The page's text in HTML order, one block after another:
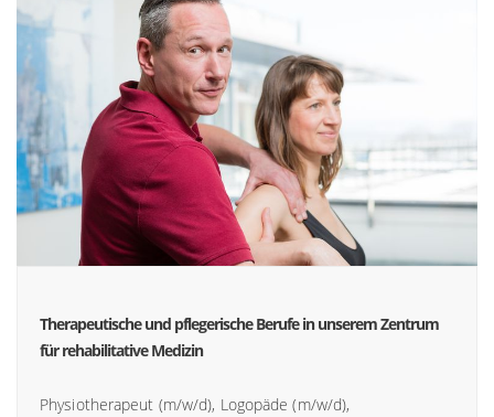
Therapeutische und pflegerische Berufe in unserem Zentrum
für rehabilitative Medizin
Physiotherapeut (m/w/d), Logopäde (m/w/d),